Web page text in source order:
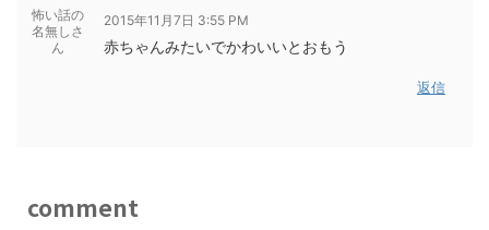
怖い話の
名無しさ
ん
2015年11月7日 3:55 PM
赤ちゃんみたいでかわいいとおもう
返信
comment